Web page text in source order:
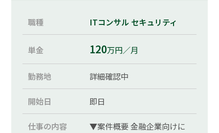
職種 ITコンサル セキュリティ
単金 120万円／月
勤務地 詳細確認中
開始日 即日
仕事の内容
▼案件概要 金融企業向けに